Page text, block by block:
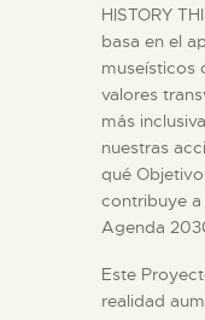
HISTORY
basa en el
museísticos
valores
más
nuestras
qué
contribuye a
Agenda
Este
realidad